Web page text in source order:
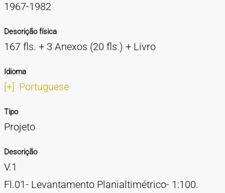
1967-1982
Descrição física
167 fls. + 3 Anexos (20 fls.) + Livro
Idioma
[+] Portuguese
Tipo
Projeto
Descrição
V.1
Fl.01- Levantamento Planialtimétrico- 1:100.